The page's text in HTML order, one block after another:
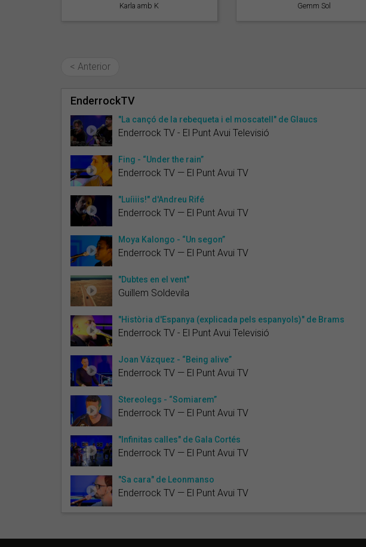
Karla amb K Gemm Sol
< Anterior
EnderrockTV
"La cançó de la rebequeta i el moscatell" de Glaucs
Enderrock TV - El Punt Avui Televisió
Fing - “Under the rain”
Enderrock TV — El Punt Avui TV
"Luíiiis!" d'Andreu Rifé
Enderrock TV — El Punt Avui TV
Moya Kalongo - “Un segon”
Enderrock TV — El Punt Avui TV
"Dubtes en el vent"
Guillem Soldevila
"Història d'Espanya (explicada pels espanyols)" de Brams
Enderrock TV - El Punt Avui Televisió
Joan Vázquez - “Being alive”
Enderrock TV — El Punt Avui TV
Stereolegs - “Somiarem”
Enderrock TV — El Punt Avui TV
"Infinitas calles" de Gala Cortés
Enderrock TV — El Punt Avui TV
"Sa cara" de Leonmanso
Enderrock TV — El Punt Avui TV